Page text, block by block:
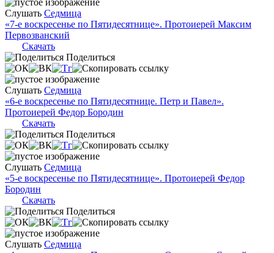
Слушать Седмица
«7-е воскресенье по Пятидесятнице». Протоиерей Максим
Первозванский
Скачать
Поделиться
Слушать Седмица
«6-е воскресенье по Пятидесятнице. Петр и Павел».
Протоиерей Федор Бородин
Скачать
Поделиться
Слушать Седмица
«5-е воскресенье по Пятидесятнице». Протоиерей Федор
Бородин
Скачать
Поделиться
Слушать Седмица